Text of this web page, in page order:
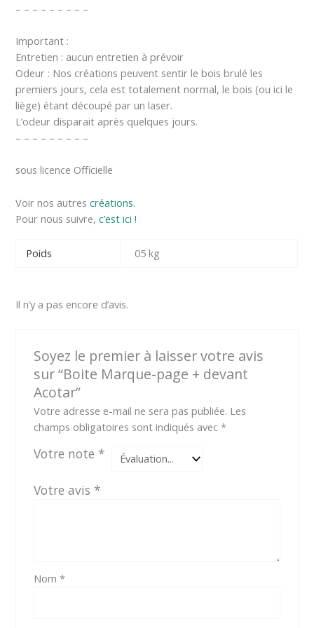
– – – – – – – – –
Important :
Entretien : aucun entretien à prévoir
Odeur : Nos créations peuvent sentir le bois brulé les
premiers jours, cela est totalement normal, le bois (ou ici le
liège) étant découpé par un laser.
L’odeur disparait après quelques jours.
– – – – – – – – –
sous licence Officielle
Voir nos autrescréations.
Pour nous suivre,c’est ici !
Poids 05 kg
Il n’y a pas encore d’avis.
Soyez le premier à laisser votre avis
sur “Boite Marque-page + devant
Acotar”
Votre adresse e-mail ne sera pas publiée. Les
champs obligatoires sont indiqués avec *
Votre note *
Votre avis *
Nom *